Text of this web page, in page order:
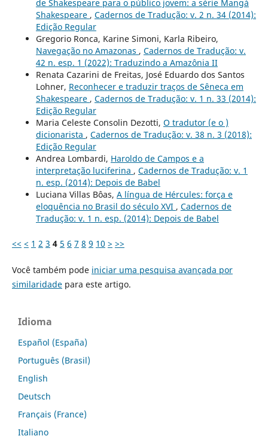
de Shakespeare para o público jovem: a série Mangá
Shakespeare , Cadernos de Tradução: v. 2 n. 34 (2014):
Edição Regular
Gregorio Ronca, Karine Simoni, Karla Ribeiro,
Navegação no Amazonas , Cadernos de Tradução: v.
42 n. esp. 1 (2022): Traduzindo a Amazônia II
Renata Cazarini de Freitas, José Eduardo dos Santos
Lohner, Reconhecer e traduzir traços de Sêneca em
Shakespeare , Cadernos de Tradução: v. 1 n. 33 (2014):
Edição Regular
Maria Celeste Consolin Dezotti, O tradutor (e o )
dicionarista , Cadernos de Tradução: v. 38 n. 3 (2018):
Edição Regular
Andrea Lombardi, Haroldo de Campos e a
interpretação luciferina , Cadernos de Tradução: v. 1
n. esp. (2014): Depois de Babel
Luciana Villas Bôas, A língua de Hércules: força e
eloquência no Brasil do século XVI , Cadernos de
Tradução: v. 1 n. esp. (2014): Depois de Babel
<< < 1 2 3 4 5 6 7 8 9 10 > >>
Você também pode iniciar uma pesquisa avançada por
similaridadepara este artigo.
Idioma
Español (España)
Português (Brasil)
English
Deutsch
Français (France)
Italiano